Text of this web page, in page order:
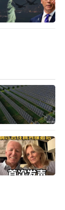
行公布，以
普本人惯于
下来数周内
。
的时刻”，
言，“历史
通常意味着
者某些长期